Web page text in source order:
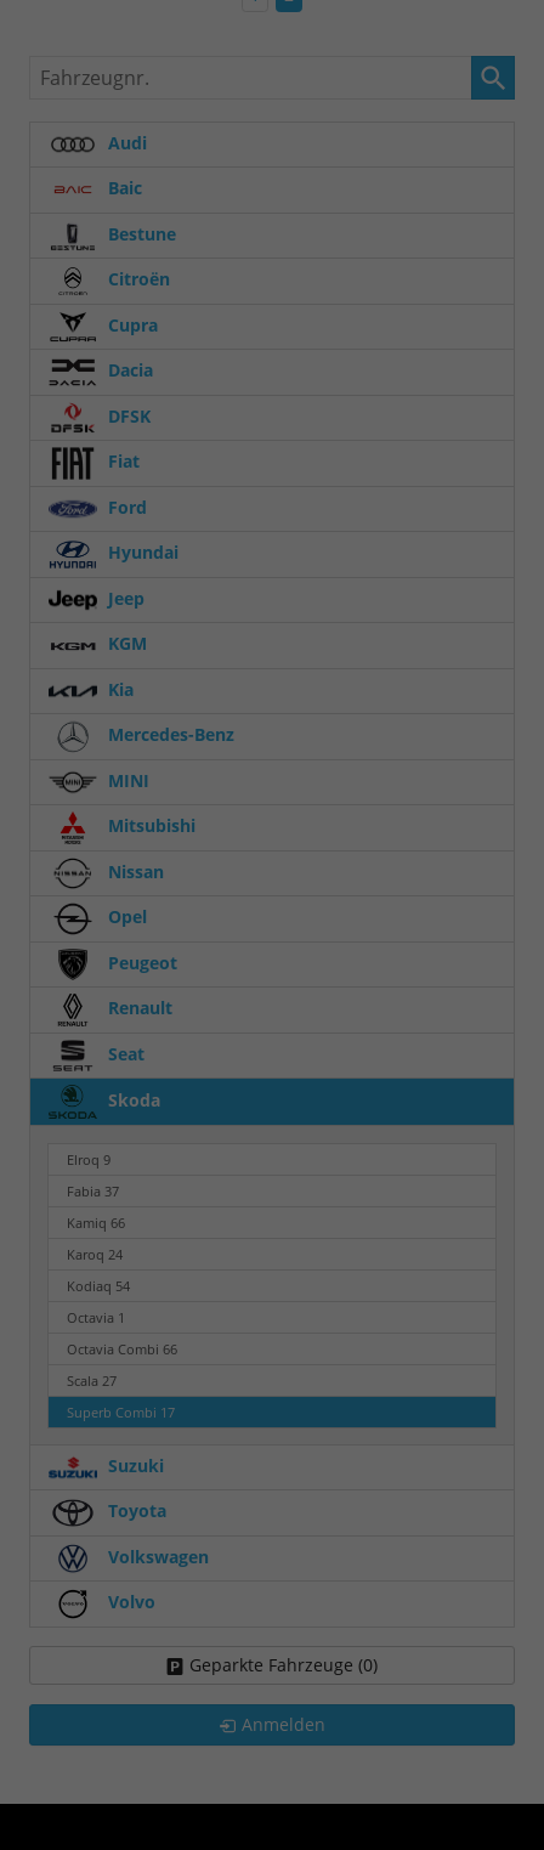
Fahrzeugnr.
Audi
Baic
Bestune
Citroën
Cupra
Dacia
DFSK
Fiat
Ford
Hyundai
Jeep
KGM
Kia
Mercedes-Benz
MINI
Mitsubishi
Nissan
Opel
Peugeot
Renault
Seat
Skoda
Elroq 9
Fabia 37
Kamiq 66
Karoq 24
Kodiaq 54
Octavia 1
Octavia Combi 66
Scala 27
Superb Combi 17
Suzuki
Toyota
Volkswagen
Volvo
Geparkte Fahrzeuge (0)
Anmelden